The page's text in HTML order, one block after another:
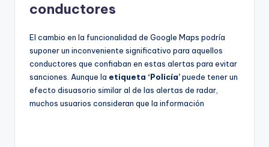
conductores
El cambio en la funcionalidad de Google Maps podría
suponer un inconveniente significativo para aquellos
conductores que confiaban en estas alertas para evitar
sanciones. Aunque la etiqueta ‘Policía’puede tener un
efecto disuasorio similar al de las alertas de radar,
muchos usuarios consideran que la información